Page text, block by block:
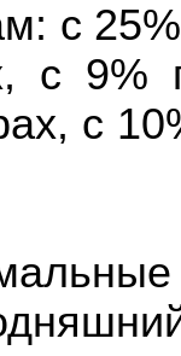
с
с 9%
с